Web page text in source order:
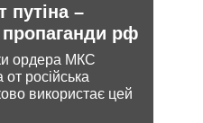
–
рф
ордера МКС
от російська
використає цей